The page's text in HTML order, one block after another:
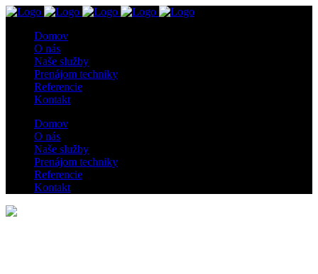
Domov
O nás
Naše služby
Prenájom techniky
Referencie
Kontakt
Domov
O nás
Naše služby
Prenájom techniky
Referencie
Kontakt